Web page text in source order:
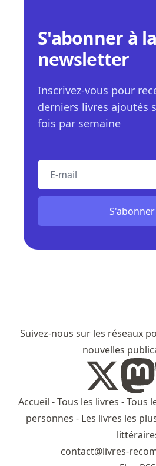
S'abonner à la
newsletter
Inscrivez-vous pour
derniers livres ajoutés
fois par semaine
S'abonner
Suivez-nous sur les réseaux
nouvelles
Accueil -Tous les livres -Tous
personnes - Les livres les
contact@livres-